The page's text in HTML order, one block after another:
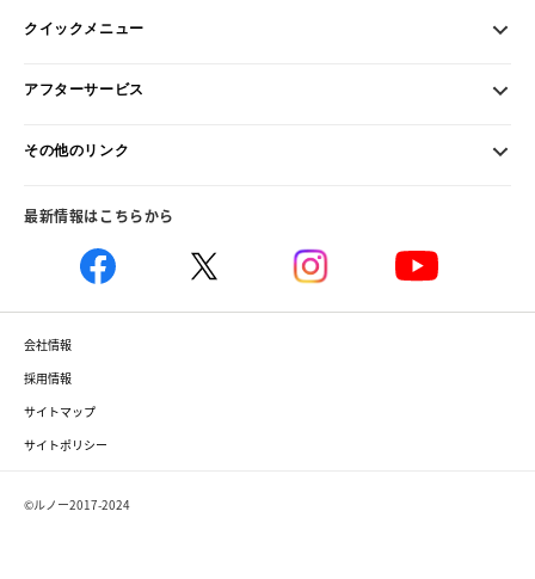
クイックメニュー
アフターサービス
その他のリンク
最新情報はこちらから
会社情報
採用情報
サイトマップ
サイトポリシー
©ルノー2017-2024